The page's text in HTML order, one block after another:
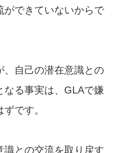
ができていないからで
、自己の潜在意識との
なる事実は、GLAで嫌
です。
識との交流を取り戻す